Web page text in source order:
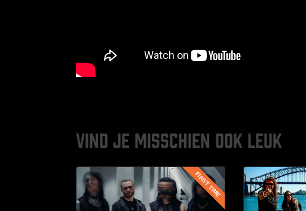
VIND JE MISSCHIEN OOK LEUK
FIRST TIME